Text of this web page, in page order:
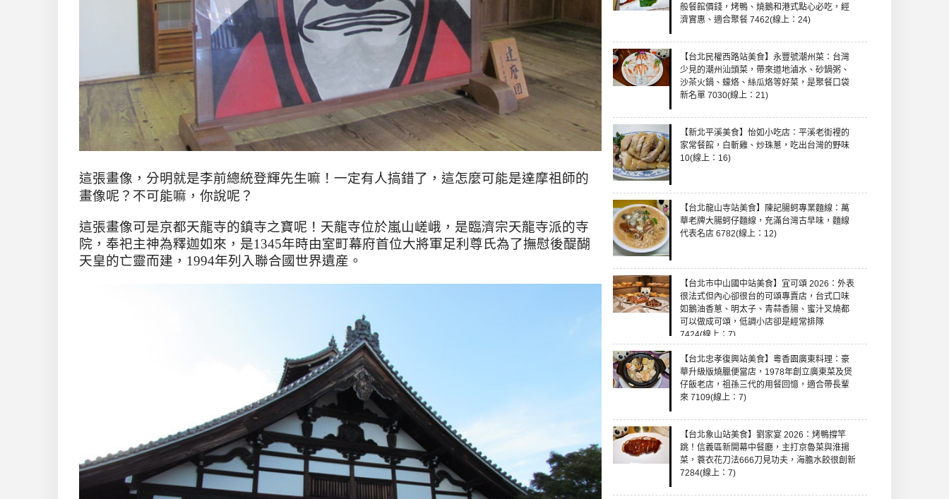
這張畫像 ，分明就是李前總統登輝先生嘛！一定有人搞錯了，這怎麼可能是達摩祖師的
畫像呢？不可能嘛，你說呢？
這張畫像可是京都天龍寺的鎮寺之寶呢！天龍寺位於嵐山嵯峨，是臨濟宗天龍寺派的寺
院，奉祀主神為釋迦如來，是1345年時由室町幕府首位大將軍足利尊氏為了撫慰後醍醐
天皇的亡靈而建， 1994年列入聯合國世界遺産。
般餐館價錢，烤鴨、燒鵝和港式點心必吃，經
濟實惠、適合聚餐 7462(線上：24)
【台北民權西路站美食】永豐號潮州菜：台灣
少見的潮州汕頭菜，帶來道地滷水、砂鍋粥、
沙茶火鍋、蠔烙、絲瓜烙等好菜，是聚餐口袋
新名單 7030(線上：21)
【新北平溪美食】怡如小吃店：平溪老街裡的
家常餐館，白斬雞、炒珠蔥，吃出台灣的野味
10(線上：16)
【台北龍山寺站美食】陳記腸蚵專業麵線：萬
華老牌大腸蚵仔麵線，充滿台灣古早味，麵線
代表名店 6782(線上：12)
【台北市中山國中站美食】宜可頌 2026：外表
很法式但內心卻很台的可頌專賣店，台式口味
如鵝油香蔥、明太子、青蒜香腸、蜜汁叉燒都
可以做成可頌，低調小店卻是經常排隊
7424(線上：7)
【台北忠孝復興站美食】粵香園廣東料理：豪
華升級版燒臘便當店，1978年創立廣東菜及煲
仔飯老店，祖孫三代的用餐回憶，適合帶長輩
來 7109(線上：7)
【台北象山站美食】劉家宴 2026：烤鴨撐竿
跳！信義區新開幕中餐廳，主打京魯菜與淮揚
菜，蓑衣花刀法666刀見功夫，海膽水餃很創新
7284(線上：7)